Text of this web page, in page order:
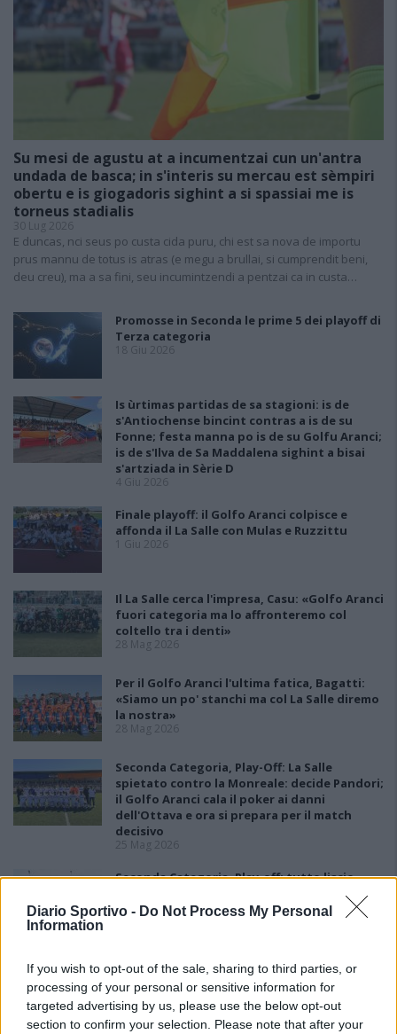
Diario Sportivo - Do Not Process My Personal
Information
If you wish to opt-out of the sale, sharing to third parties, or
processing of your personal or sensitive information for
targeted advertising by us, please use the below opt-out
section to confirm your selection. Please note that after your
Su mesi de agustu at a incumentzai cun un'antra
undada de basca; in s'interis su mercau est sèmpiri
obertu e is giogadoris sighint a si spassiai me is
torneus stadialis
30 Lug 2026
E duncas, nci seus po custa cida puru, chi est sa nova de importu
prus mannu de totus is atras (e megu a brullai, si cumprendit beni,
deu creu), ma a sa fini, seu incumintzendi a pentzai ca in custa…
Promosse in Seconda le prime 5 dei playoff di
Terza categoria
18 Giu 2026
Is ùrtimas partidas de sa stagioni: is de
s'Antiochense bincint contras a is de su
Fonne; festa manna po is de su Golfu Aranci;
is de s'Ilva de Sa Maddalena sighint a bisai
s'artziada in Sèrie D
4 Giu 2026
Finale playoff: il Golfo Aranci colpisce e
affonda il La Salle con Mulas e Ruzzittu
1 Giu 2026
Il La Salle cerca l'impresa, Casu: «Golfo Aranci
fuori categoria ma lo affronteremo col
coltello tra i denti»
28 Mag 2026
Per il Golfo Aranci l'ultima fatica, Bagatti:
«Siamo un po' stanchi ma col La Salle diremo
la nostra»
28 Mag 2026
Seconda Categoria, Play-Off: La Salle
spietato contro la Monreale: decide Pandori;
il Golfo Aranci cala il poker ai danni
dell'Ottava e ora si prepara per il match
decisivo
25 Mag 2026
Seconda Categoria, Play-off: tutto liscio
Monreale con due reti
Seconda Categoria, Play-Out: colpo grosso
del La Pineta che batte la Johannes e
conquista la salvezza
11 Mag 2026